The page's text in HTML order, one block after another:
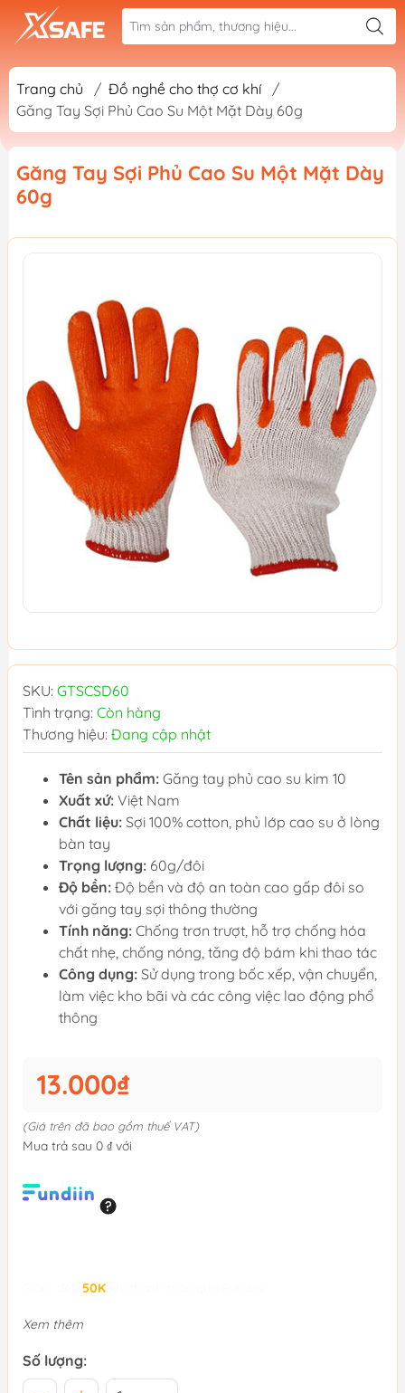
Trang chủ / Đồ nghề cho thợ cơ khí
/
Găng Tay Sợi Phủ Cao Su Một Mặt Dày 60g
Găng Tay Sợi Phủ Cao Su Một Mặt Dày
60g
SKU: GTSCSD60
Tình trạng: Còn hàng
Thương hiệu: Đang cập nhật
Tên sản phẩm: Găng tay phủ cao su kim 10
Xuất xứ: Việt Nam
Chất liệu: Sợi 100% cotton, phủ lớp cao su ở lòng
bàn tay
Trọng lượng: 60g/đôi
Độ bền: Độ bền và độ an toàn cao gấp đôi so
với găng tay sợi thông thường
Tính năng: Chống trơn trượt, hỗ trợ chống hóa
chất nhẹ, chống nóng, tăng độ bám khi thao tác
Công dụng: Sử dụng trong bốc xếp, vận chuyển,
làm việc kho bãi và các công việc lao động phổ
thông
13.000₫
(Giá trên đã bao gồm thuế VAT)
Mua trả sau 0 ₫ với
50K
Xem thêm
Số lượng: